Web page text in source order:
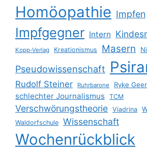
Homöopathie Impfen
Impfgegner Intern
Kopp-Verlag Kreationismus Masern
Pseudowissenschaft
Rudolf Steiner Ruhrbarone Ryke
schlechter Journalismus TCM
Verschwörungstheorie Viadrina
Waldorfschule Wissenschaft
Wochenrückblick